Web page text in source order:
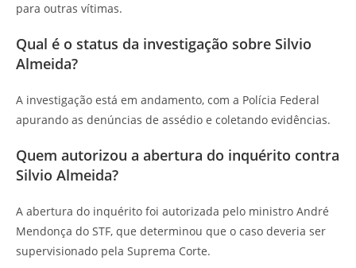
para outras vítimas.
Qual é o status da investigação sobre Silvio
Almeida?
A investigação está em andamento, com a Polícia Federal
apurando as denúncias de assédio e coletando evidências.
Quem autorizou a abertura do inquérito contra
Silvio Almeida?
A abertura do inquérito foi autorizada pelo ministro André
Mendonça do STF, que determinou que o caso deveria ser
supervisionado pela Suprema Corte.